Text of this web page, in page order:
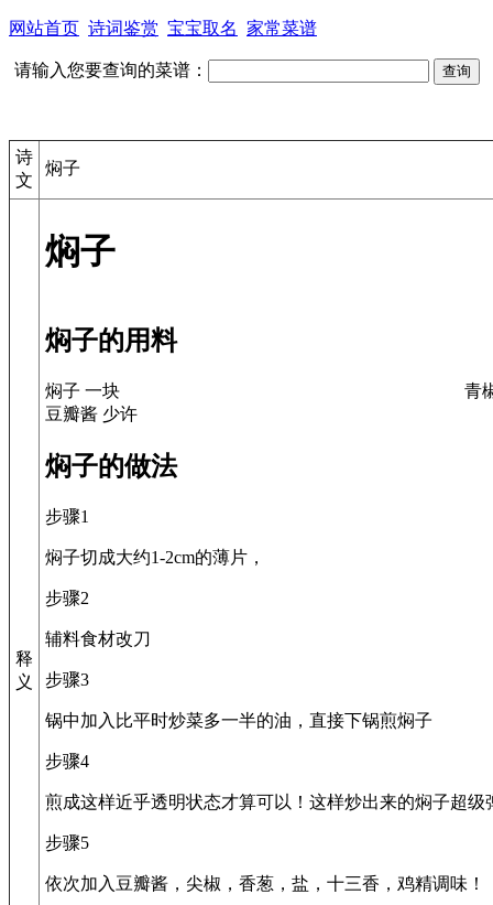
网站首页 诗词鉴赏 宝宝取名 家常菜谱
请输入您要查询的菜谱：
诗
文
焖子
释
义
焖子
焖子的用料
焖子 一块
青
豆瓣酱 少许
焖子的做法
步骤1
焖子切成大约1-2cm的薄片，
步骤2
辅料食材改刀
步骤3
锅中加入比平时炒菜多一半的油，直接下锅煎焖子
步骤4
煎成这样近乎透明状态才算可以！这样炒出来的焖子超级
步骤5
依次加入豆瓣酱，尖椒，香葱，盐，十三香，鸡精调味！